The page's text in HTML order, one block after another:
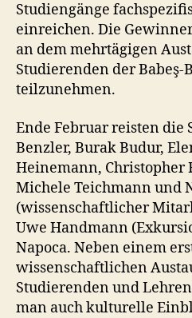
Studiengänge
einreichen. Die
an dem mehrtägigen
Studierenden der
teilzunehmen.
Ende Februar reisten
Benzler, Burak Budur,
Heinemann, Christopher
Michele Teichmann und
(wissenschaftlicher
Uwe Handmann
Napoca. Neben einem
wissenschaftlichen
Studierenden und
man auch kulturelle